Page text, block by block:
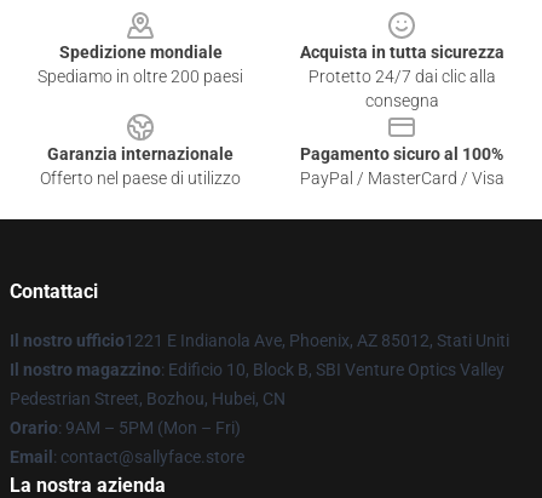
Spedizione mondiale
Spediamo in oltre 200 paesi
Acquista in tutta sicurezza
Protetto 24/7 dai clic alla
consegna
Garanzia internazionale
Offerto nel paese di utilizzo
Pagamento sicuro al 100%
PayPal / MasterCard / Visa
Contattaci
Il nostro ufficio1221 E Indianola Ave, Phoenix, AZ 85012, Stati Uniti
Il nostro magazzino: Edificio 10, Block B, SBI Venture Optics Valley
Pedestrian Street, Bozhou, Hubei, CN
Orario: 9AM – 5PM (Mon – Fri)
Email : contact@sallyface.store
La nostra azienda